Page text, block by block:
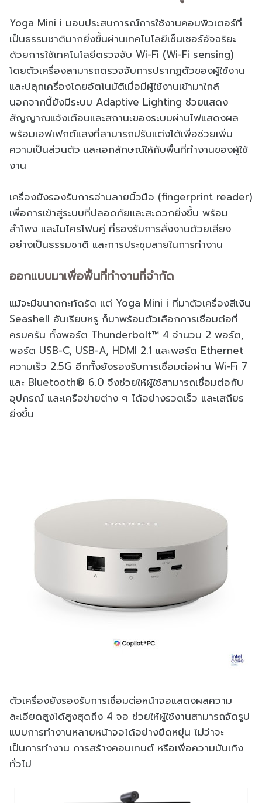
Yoga Mini i มอบประสบการณ์การใช้งานคอมพิวเตอร์ที่
เป็นธรรมชาติมากยิ่งขึ้นผ่านเทคโนโลยีเซ็นเซอร์อัจฉริยะ
ด้วยการใช้เทคโนโลยีตรวจจับ Wi-Fi (Wi-Fi sensing)
โดยตัวเครื่องสามารถตรวจจับการปรากฏตัวของผู้ใช้งาน
และปลุกเครื่องโดยอัตโนมัติเมื่อมีผู้ใช้งานเข้ามาใกล้
นอกจากนี้ยังมีระบบ Adaptive Lighting ช่วยแสดง
สัญญาณแจ้งเตือนและสถานะของระบบผ่านไฟแสดงผล
พร้อมเอฟเฟกต์แสงที่สามารถปรับแต่งได้เพื่อช่วยเพิ่ม
ความเป็นส่วนตัว และเอกลักษณ์ให้กับพื้นที่ทำงานของผู้ใช้
งาน
เครื่องยังรองรับการอ่านลายนิ้วมือ (fingerprint reader)
เพื่อการเข้าสู่ระบบที่ปลอดภัยและสะดวกยิ่งขึ้น พร้อม
ลำโพง และไมโครโฟนคู่ ที่รองรับการสั่งงานด้วยเสียง
อย่างเป็นธรรมชาติ และการประชุมสายในการทำงาน
ออกแบบมาเพื่อพื้นที่ทำงานที่จำกัด
แม้จะมีขนาดกะทัดรัด แต่ Yoga Mini i ที่มาตัวเครื่องสีเงิน
Seashell อันเรียบหรู ก็มาพร้อมตัวเลือกการเชื่อมต่อที่
ครบครัน ทั้งพอร์ต Thunderbolt™ 4 จำนวน 2 พอร์ต,
พอร์ต USB-C, USB-A, HDMI 2.1 และพอร์ต Ethernet
ความเร็ว 2.5G อีกทั้งยังรองรับการเชื่อมต่อผ่าน Wi-Fi 7
และ Bluetooth® 6.0 จึงช่วยให้ผู้ใช้สามารถเชื่อมต่อกับ
อุปกรณ์ และเครือข่ายต่าง ๆ ได้อย่างรวดเร็ว และเสถียร
ยิ่งขึ้น
ตัวเครื่องยังรองรับการเชื่อมต่อหน้าจอแสดงผลความ
ละเอียดสูงได้สูงสุดถึง 4 จอ ช่วยให้ผู้ใช้งานสามารถจัดรูป
แบบการทำงานหลายหน้าจอได้อย่างยืดหยุ่น ไม่ว่าจะ
เป็นการทำงาน การสร้างคอนเทนต์ หรือเพื่อความบันเทิง
ทั่วไป